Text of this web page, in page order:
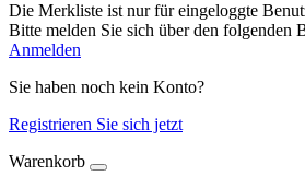
Die Merkliste ist nur für eingeloggte
Bitte melden Sie sich über den folgenden
Anmelden
Sie haben noch kein Konto?
Registrieren Sie sich jetzt
Warenkorb